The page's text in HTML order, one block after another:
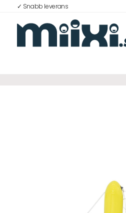
✓ Snabb leverans
Logga in